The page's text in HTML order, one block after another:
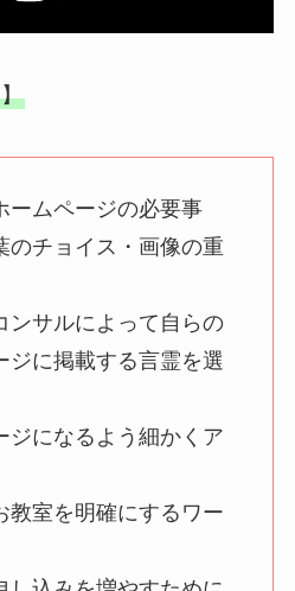
ームページの必要事
のチョイス・画像の重
サルによって自らの
ジに掲載する言霊を選
ジになるよう細かくア
教室を明確にするワー